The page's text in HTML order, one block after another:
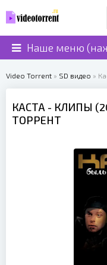
Наше меню
Video Torrent » SD видео »
КАСТА - КЛИПЫ (
ТОРРЕНТ